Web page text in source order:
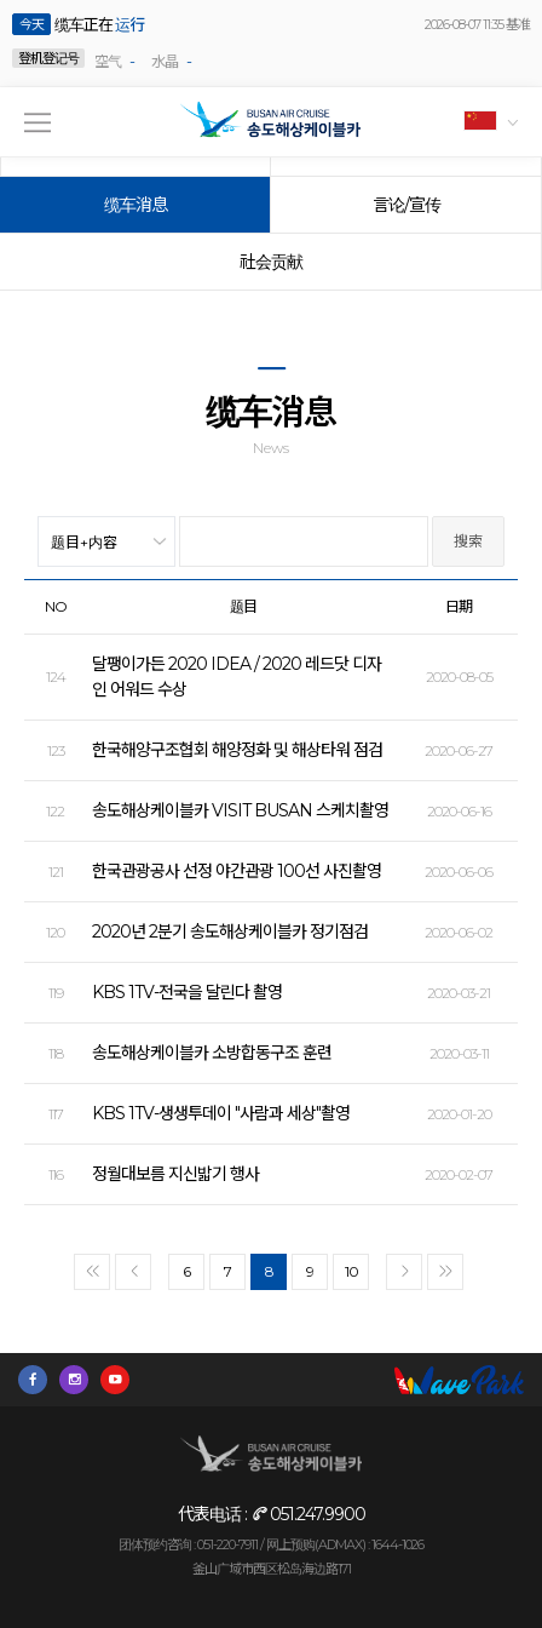
今天 缆车正在运行
2026-08-07 11:35 基准
登机登记号
空气 - 水晶 -
缆车消息 言论/宣传
社会贡献
缆车消息
News
NO 题目 日期
124
달팽이가든 2020 IDEA / 2020 레드닷 디자
인 어워드 수상
2020-08-05
123 한국해양구조협회 해양정화 및 해상타워 점검 2020-06-27
122 송도해상케이블카 VISIT BUSAN 스케치촬영 2020-06-16
121 한국관광공사 선정 야간관광 100선 사진촬영 2020-06-06
120 2020년 2분기 송도해상케이블카 정기점검 2020-06-02
119 KBS 1TV-전국을 달린다 촬영 2020-03-21
118 송도해상케이블카 소방합동구조 훈련 2020-03-11
117 KBS 1TV-생생투데이 "사람과 세상"촬영 2020-01-20
116 정월대보름 지신밟기 행사 2020-02-07
<< < 6 7 8 9 10 > >>
代表电话 : 051.247.9900
团体预约咨询 : 051-220-7911 / 网上预购(ADMAX) : 1644-1026
釜山广域市西区松岛海边路171